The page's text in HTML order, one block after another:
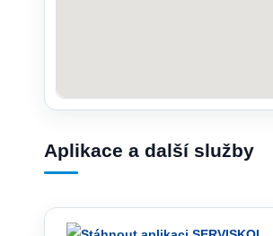
Aplikace a další služby